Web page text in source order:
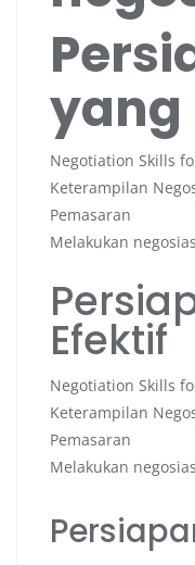
yang
Negotiation Skills
Keterampilan
Pemasaran
Melakukan
Efektif
Negotiation Skills
Keterampilan
Pemasaran
Melakukan